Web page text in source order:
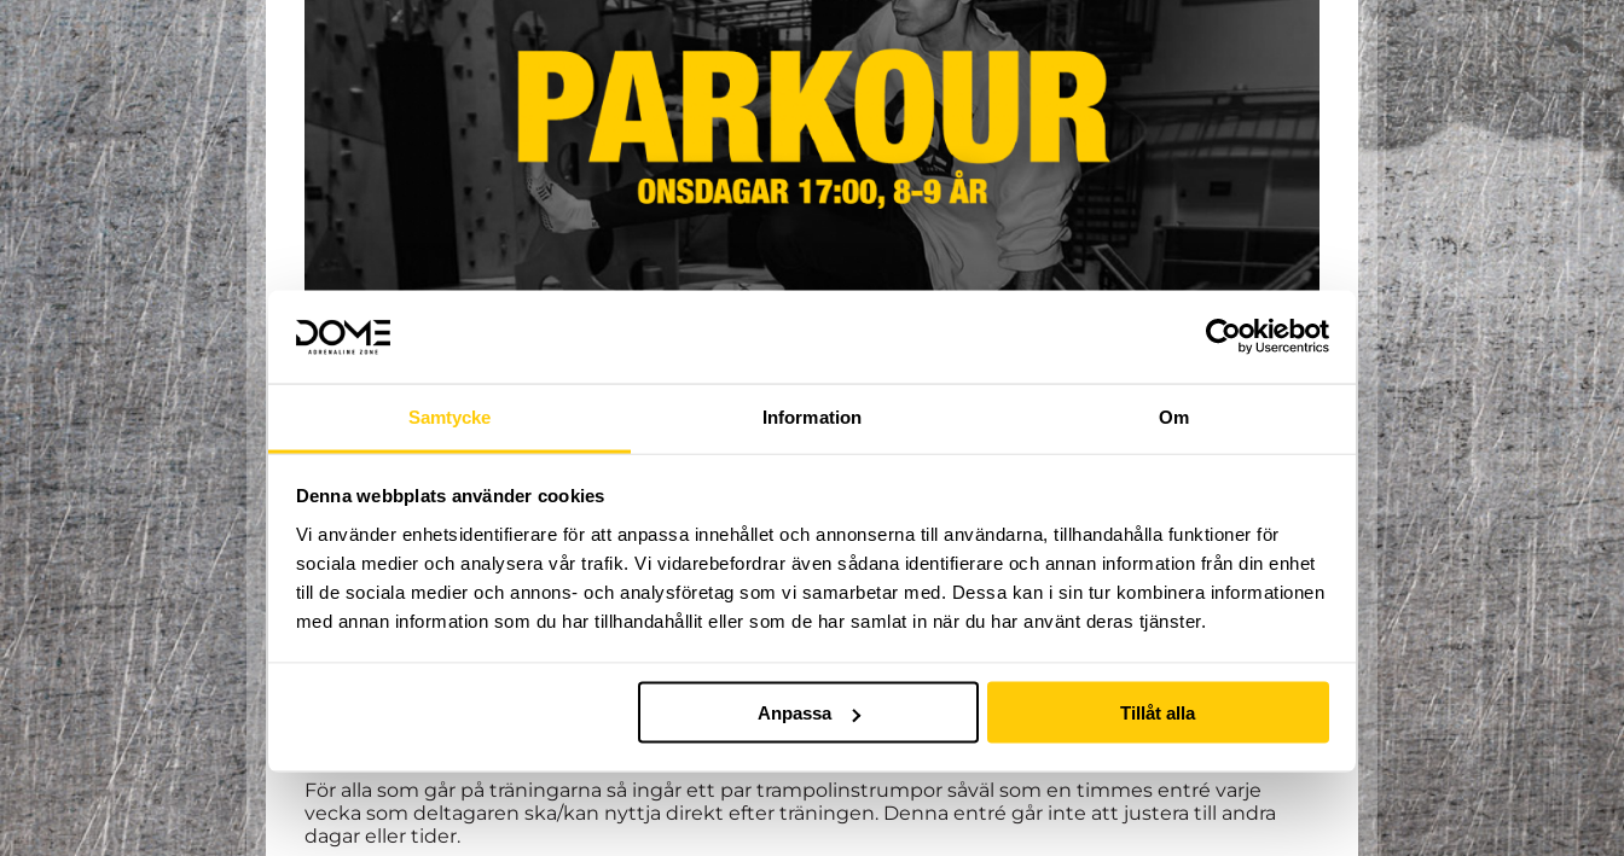
Samtycke Information Om
Denna webbplats använder cookies
Vi använder enhetsidentifierare för att anpassa innehållet och annonserna till användarna, tillhandahålla funktioner för
sociala medier och analysera vår trafik. Vi vidarebefordrar även sådana identifierare och annan information från din enhet
till de sociala medier och annons- och analysföretag som vi samarbetar med. Dessa kan i sin tur kombinera informationen
med annan information som du har tillhandahållit eller som de har samlat in när du har använt deras tjänster.
Anpassa Tillåt alla
Hej och välkomna till höstterminen på Dome Adrenaline Zone!
Välkommen till en ny termin med organiserad träning, fylld av adrenalin och uppfinningsrikedom där du
får träna parkour, freerunning och tricking i nordens största extremsportsarena!
Våra erfarna coacher tar hand om dig och ser till att du ständigt utvecklas i den riktning du brinner för.
Spontanitet, glädje och kamratskap är våra nyckelord!
september till och med 13:e december. Uppehåll vecka 44 för höstlov.
OBS. Åldern i Dome Academys grupper fungerar som riktlinje. Inte något man måste följa till punkt och
För alla som går på träningarna så ingår ett par trampolinstrumpor såväl som en timmes entré varje
vecka som deltagaren ska/kan nyttja direkt efter träningen. Denna entré går inte att justera till andra
dagar eller tider.